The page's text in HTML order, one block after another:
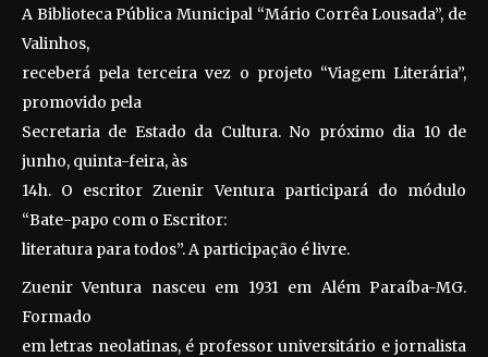
A Biblioteca Pública Municipal “Mário Corrêa Lousada”, de
Valinhos,
receberá pela terceira vez o projeto “Viagem Literária”,
promovido pela
Secretaria de Estado da Cultura. No próximo dia 10 de
junho, quinta-feira, às
14h. O escritor Zuenir Ventura participará do módulo
“Bate-papo com o Escritor:
literatura para todos”. A participação é livre.
Zuenir Ventura nasceu em 1931 em Além Paraíba-MG.
Formado
em letras neolatinas, é professor universitário e jornalista